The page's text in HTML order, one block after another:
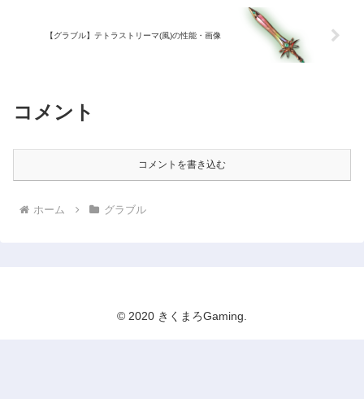
【グラブル】テトラストリーマ(風)の性能・画像
コメント
コメントを書き込む
ホーム グラブル
© 2020 きくまろGaming.